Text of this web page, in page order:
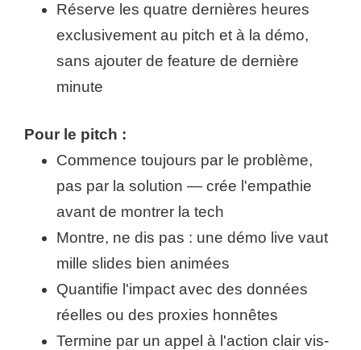
Réserve les quatre dernières heures
exclusivement au pitch et à la démo,
sans ajouter de feature de dernière
minute
Pour le pitch :
Commence toujours par le problème,
pas par la solution — crée l'empathie
avant de montrer la tech
Montre, ne dis pas : une démo live vaut
mille slides bien animées
Quantifie l'impact avec des données
réelles ou des proxies honnêtes
Termine par un appel à l'action clair vis-